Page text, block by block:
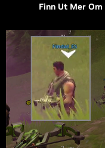
Finn Ut Mer Om